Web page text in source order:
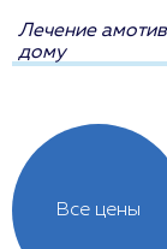
Все цены
Лечение
дому